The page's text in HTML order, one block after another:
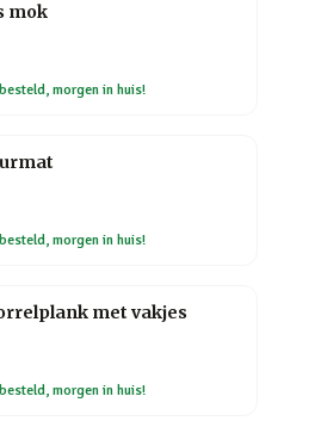
mok
morgen in huis!
morgen in huis!
met vakjes
morgen in huis!